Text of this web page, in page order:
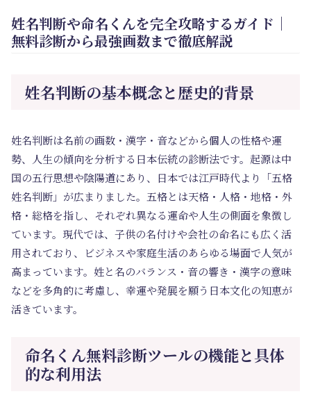
姓名判断や命名くんを完全攻略するガイド｜
無料診断から最強画数まで徹底解説
姓名判断の基本概念と歴史的背景
姓名判断は名前の画数・漢字・音などから個人の性格や運
勢、人生の傾向を分析する日本伝統の診断法です。起源は中
国の五行思想や陰陽道にあり、日本では江戸時代より「五格
姓名判断」が広まりました。五格とは天格・人格・地格・外
格・総格を指し、それぞれ異なる運命や人生の側面を象徴し
ています。現代では、子供の名付けや会社の命名にも広く活
用されており、ビジネスや家庭生活のあらゆる場面で人気が
高まっています。姓と名のバランス・音の響き・漢字の意味
などを多角的に考慮し、幸運や発展を願う日本文化の知恵が
活きています。
命名くん無料診断ツールの機能と具体
的な利用法